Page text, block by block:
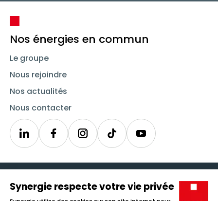
Nos énergies en commun
Le groupe
Nous rejoindre
Nos actualités
Nous contacter
LinkedinSynergieInstagramTikTok Youtube
Icône d'illustration
Candidats